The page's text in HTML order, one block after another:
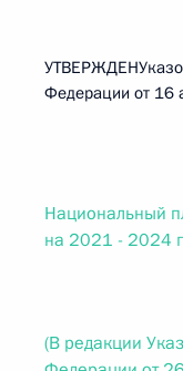
Федерации от 16
Национальный
на 2021 - 2024
(В редакции